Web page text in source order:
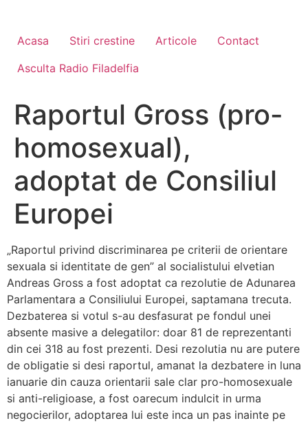
Acasa Stiri crestine Articole
Contact
Asculta Radio Filadelfia
Raportul Gross (pro-
homosexual),
adoptat de Consiliul
Europei
„Raportul privind discriminarea pe criterii de orientare
sexuala si identitate de gen” al socialistului elvetian
Andreas Gross a fost adoptat ca rezolutie de Adunarea
Parlamentara a Consiliului Europei, saptamana trecuta.
Dezbaterea si votul s-au desfasurat pe fondul unei
absente masive a delegatilor: doar 81 de reprezentanti
din cei 318 au fost prezenti. Desi rezolutia nu are putere
de obligatie si desi raportul, amanat la dezbatere in luna
ianuarie din cauza orientarii sale clar pro-homosexuale
si anti-religioase, a fost oarecum indulcit in urma
negocierilor, adoptarea lui este inca un pas inainte pe